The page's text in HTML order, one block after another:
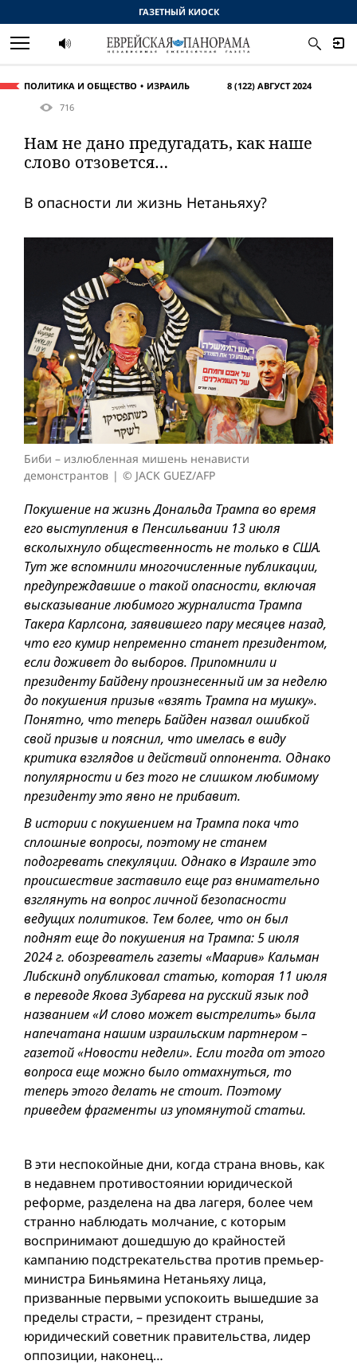
ПОЛИТИКА И ОБЩЕСТВО ИЗРАИЛЬ
8 (122) АВГУСТ 2024
716
Нам не дано предугадать, как наше
слово отзовется…
В опасности ли жизнь Нетаньяху?
Биби – излюбленная мишень ненависти
демонстрантов
© JACK GUEZ/AFP
Покушение на жизнь Дональда Трампа во время
его выступления в Пенсильвании 13 июля
всколыхнуло общественность не только в США.
Тут же вспомнили многочисленные публикации,
предупреждавшие о такой опасности, включая
высказывание любимого журналиста Трампа
Такера Карлсона, заявившего пару месяцев назад,
что его кумир непременно станет президентом,
если доживет до выборов. Припомнили и
президенту Байдену произнесенный им за неделю
до покушения призыв «взять Трампа на мушку».
Понятно, что теперь Байден назвал ошибкой
свой призыв и пояснил, что имелась в виду
критика взглядов и действий оппонента. Однако
популярности и без того не слишком любимому
президенту это явно не прибавит.
В истории с покушением на Трампа пока что
сплошные вопросы, поэтому не станем
подогревать спекуляции. Однако в Израиле это
происшествие заставило еще раз внимательно
взглянуть на вопрос личной безопасности
ведущих политиков. Тем более, что он был
поднят еще до покушения на Трампа: 5 июля
2024 г. обозреватель газеты «Маарив» Кальман
Либскинд опубликовал статью, которая 11 июля
в переводе Якова Зубарева на русский язык под
названием «И слово может выстрелить» была
напечатана нашим израильским партнером –
газетой «Новости недели». Если тогда от этого
вопроса еще можно было отмахнуться, то
теперь этого делать не стоит. Поэтому
приведем фрагменты из упомянутой статьи.
В эти неспокойные дни, когда страна вновь, как
в недавнем противостоянии юридической
реформе, разделена на два лагеря, более чем
странно наблюдать молчание, с которым
воспринимают дошедшую до крайностей
кампанию подстрекательства против премьер-
министра Биньямина Нетаньяху лица,
призванные первыми успокоить вышедшие за
пределы страсти, – президент страны,
юридический советник правительства, лидер
оппозиции, наконец…
ГАЗЕТНЫЙ КИОСК